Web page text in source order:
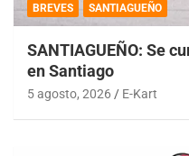
BREVES SANTIAGUEÑO
SANTIAGUEÑO: Se
en Santiago
5 agosto, 2026 E-Kart